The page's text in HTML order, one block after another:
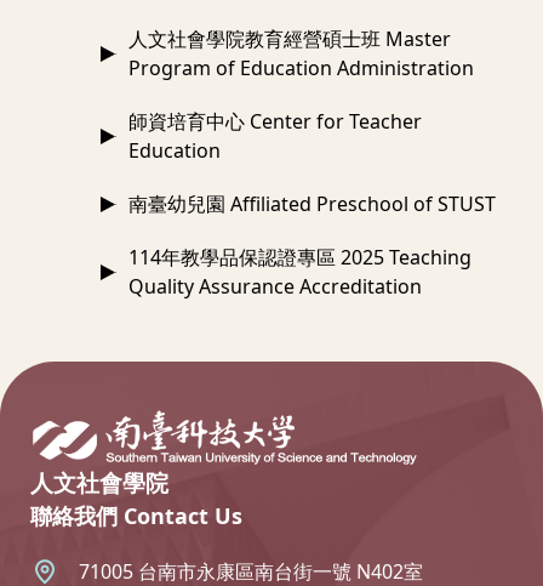
人文社會學院教育經營碩士班 Master
Program of Education Administration
師資培育中心 Center for Teacher
Education
南臺幼兒園 Affiliated Preschool of STUST
114年教學品保認證專區 2025 Teaching
Quality Assurance Accreditation
人文社會學院
聯絡我們 Contact Us
71005 台南市永康區南台街一號 N402室